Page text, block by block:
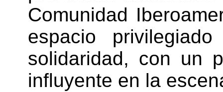
Comunidad
espacio
solidaridad, con un
influyente en la